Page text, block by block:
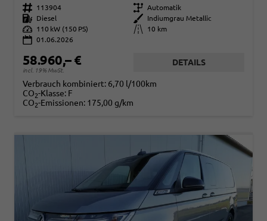
Fahrzeugnr. 113904 Getriebe Automatik
Kraftstoff
Diesel Außenfarbe
Indiumgrau Metallic
Leistung
110 kW (150 PS) Kilometerstand
10 km
01.06.2026
58.960,– €
incl. 19% MwSt.
DETAILS
Verbrauch kombiniert: 6,70 l/100km
CO2-Klasse: F
CO2-Emissionen: 175,00 g/km